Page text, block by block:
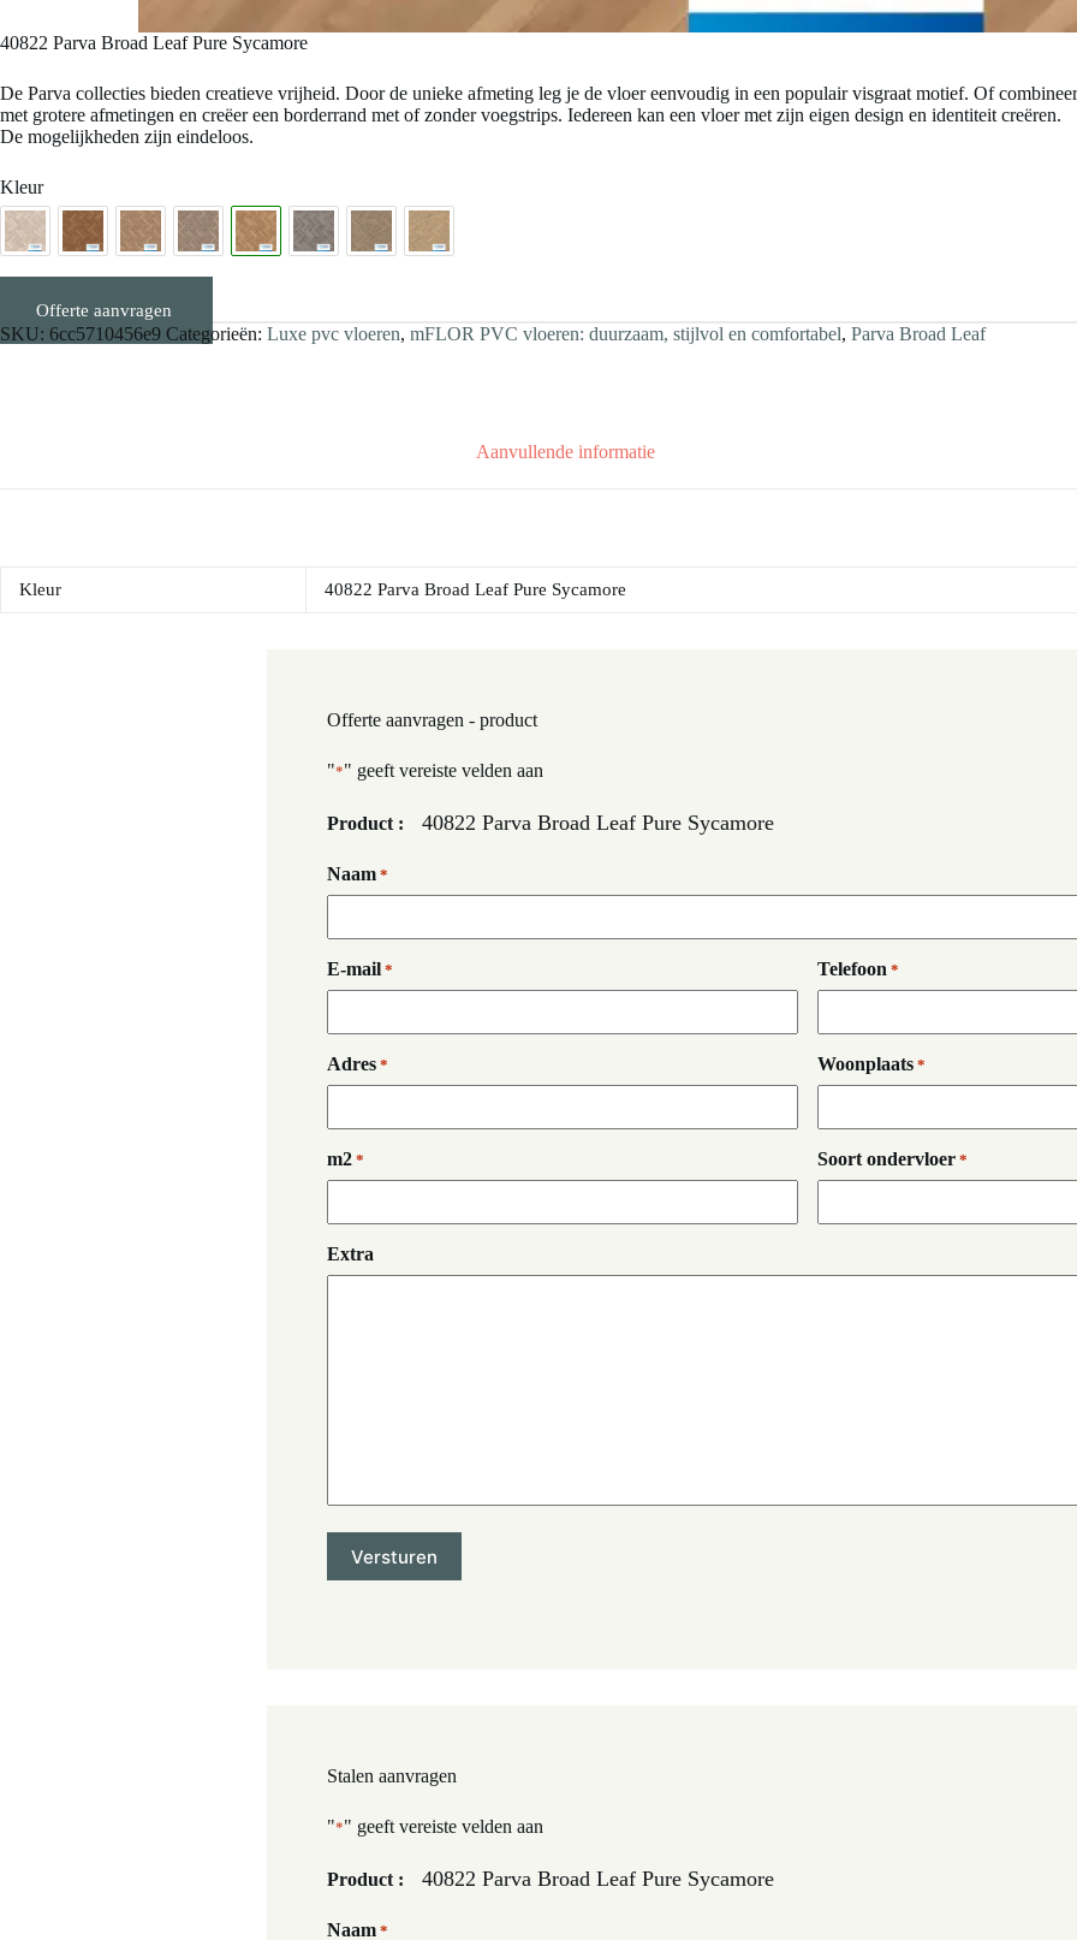
40822 Parva Broad Leaf Pure Sycamore
De Parva collecties bieden creatieve vrijheid. Door de unieke afmeting leg je de vloer eenvoudig in een populair visgraat motief. Of combineer
met grotere afmetingen en creëer een borderrand met of zonder voegstrips. Iedereen kan een vloer met zijn eigen design en identiteit creëren.
De mogelijkheden zijn eindeloos.
Kleur
Offerte aanvragen
SKU: 6cc5710456e9 Categorieën: Luxe pvc vloeren, mFLOR PVC vloeren: duurzaam, stijlvol en comfortabel, Parva Broad Leaf
Aanvullende informatie
Kleur 40822 Parva Broad Leaf Pure Sycamore
Offerte aanvragen - product
"*" geeft vereiste velden aan
Product : 40822 Parva Broad Leaf Pure Sycamore
Naam *
E-mail * Telefoon *
Adres * Woonplaats *
m2 * Soort ondervloer *
Extra
Stalen aanvragen
"*" geeft vereiste velden aan
Product : 40822 Parva Broad Leaf Pure Sycamore
Naam *